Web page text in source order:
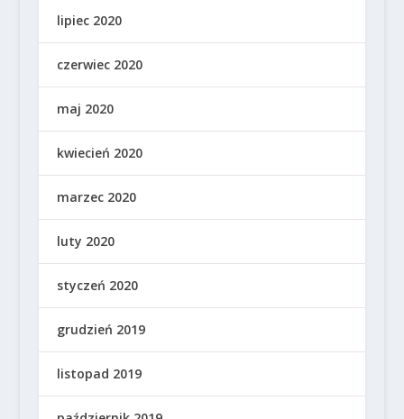
lipiec 2020
czerwiec 2020
maj 2020
kwiecień 2020
marzec 2020
luty 2020
styczeń 2020
grudzień 2019
listopad 2019